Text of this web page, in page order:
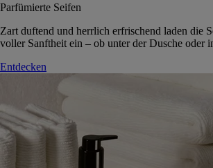
Parfümierte Seifen
Zart duftend und herrlich erfrischend laden die
voller Sanftheit ein – ob unter der Dusche oder
Entdecken